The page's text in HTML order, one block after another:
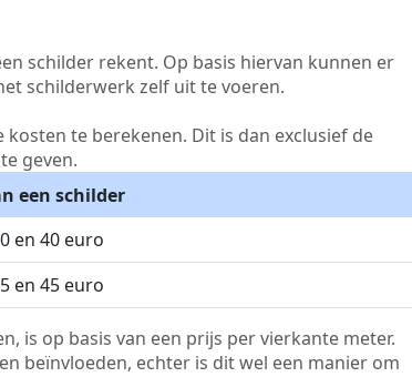
schilder rekent. Op basis hiervan kunnen er
schilderwerk zelf uit te voeren.
te berekenen. Dit is dan exclusief de
geven.
een schilder
en 40 euro
en 45 euro
is op basis van een prijs per vierkante meter.
beïnvloeden, echter is dit wel een manier om